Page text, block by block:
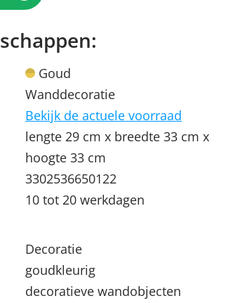
Goud
Wanddecoratie
Bekijk de actuele voorraad
lengte 29 cm x breedte 33 cm x
hoogte 33 cm
3302536650122
10 tot 20 werkdagen
Decoratie
goudkleurig
decoratieve wandobjecten